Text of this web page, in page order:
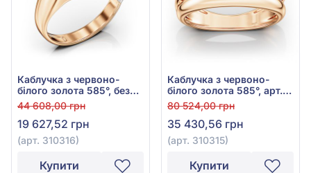
Каблучка з червоно-
білого золота 585°, без
вставки, арт. 310316
44 608,00 грн
19 627,52 грн
(арт. 310316)
Купити
Каблучка з червоно-
білого золота 585°, арт.
310315
80 524,00 грн
35 430,56 грн
(арт. 310315)
Купити